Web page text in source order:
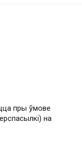
пры ўмове
на